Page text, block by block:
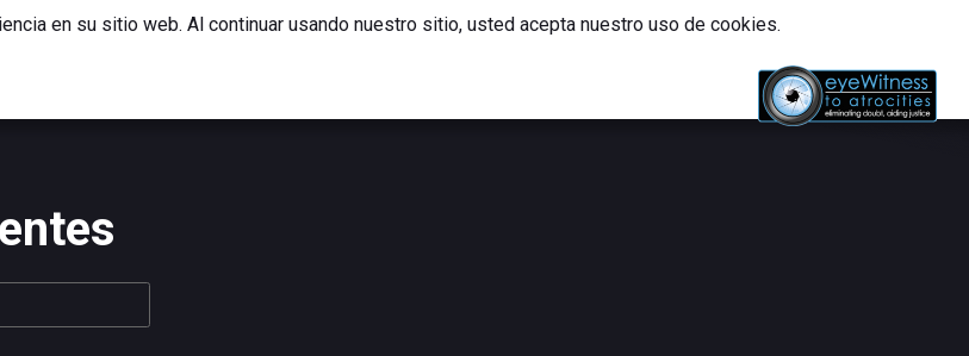
en su sitio web. Al continuar usando nuestro sitio, usted acepta nuestro uso de cookies.
العربية English